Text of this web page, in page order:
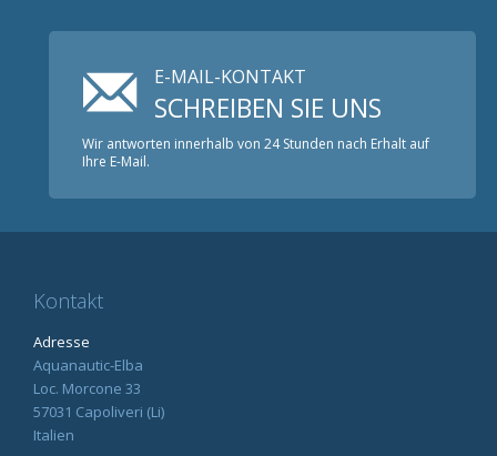
E-MAIL-KONTAKT
SCHREIBEN SIE UNS
Wir antworten innerhalb von 24 Stunden nach Erhalt auf
Ihre E-Mail.
Kontakt
Adresse
Aquanautic-Elba
Loc. Morcone 33
57031 Capoliveri (Li)
Italien